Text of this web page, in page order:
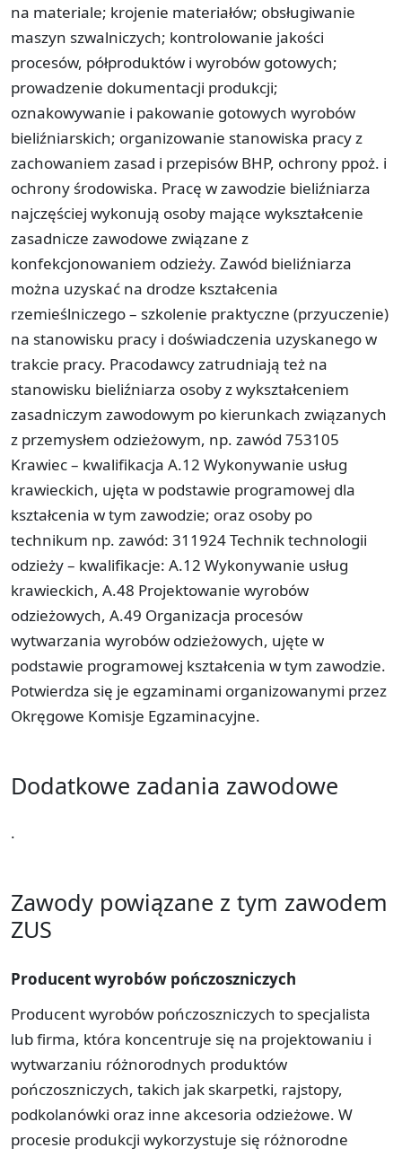
na materiale; krojenie materiałów; obsługiwanie
maszyn szwalniczych; kontrolowanie jakości
procesów, półproduktów i wyrobów gotowych;
prowadzenie dokumentacji produkcji;
oznakowywanie i pakowanie gotowych wyrobów
bieliźniarskich; organizowanie stanowiska pracy z
zachowaniem zasad i przepisów BHP, ochrony ppoż. i
ochrony środowiska. Pracę w zawodzie bieliźniarza
najczęściej wykonują osoby mające wykształcenie
zasadnicze zawodowe związane z
konfekcjonowaniem odzieży. Zawód bieliźniarza
można uzyskać na drodze kształcenia
rzemieślniczego – szkolenie praktyczne (przyuczenie)
na stanowisku pracy i doświadczenia uzyskanego w
trakcie pracy. Pracodawcy zatrudniają też na
stanowisku bieliźniarza osoby z wykształceniem
zasadniczym zawodowym po kierunkach związanych
z przemysłem odzieżowym, np. zawód 753105
Krawiec – kwalifikacja A.12 Wykonywanie usług
krawieckich, ujęta w podstawie programowej dla
kształcenia w tym zawodzie; oraz osoby po
technikum np. zawód: 311924 Technik technologii
odzieży – kwalifikacje: A.12 Wykonywanie usług
krawieckich, A.48 Projektowanie wyrobów
odzieżowych, A.49 Organizacja procesów
wytwarzania wyrobów odzieżowych, ujęte w
podstawie programowej kształcenia w tym zawodzie.
Potwierdza się je egzaminami organizowanymi przez
Okręgowe Komisje Egzaminacyjne.
Dodatkowe zadania zawodowe
.
Zawody powiązane z tym zawodem
ZUS
Producent wyrobów pończoszniczych
Producent wyrobów pończoszniczych to specjalista
lub firma, która koncentruje się na projektowaniu i
wytwarzaniu różnorodnych produktów
pończoszniczych, takich jak skarpetki, rajstopy,
podkolanówki oraz inne akcesoria odzieżowe. W
procesie produkcji wykorzystuje się różnorodne